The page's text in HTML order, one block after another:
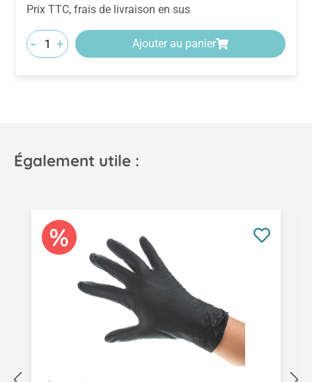
Prix TTC, frais de livraison en sus
- + Ajouter au panier
Également utile :
Ignorer la galerie de produits